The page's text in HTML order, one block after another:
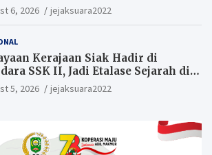
6, 2026 jejaksuara2022
Kerajaan Siak Hadir di
SSK II, Jadi Etalase Sejarah di
Riau
5, 2026 jejaksuara2022